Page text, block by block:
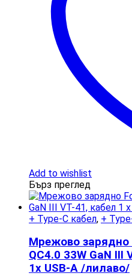
Add to wishlist
Бърз преглед
+ Type-C кабел, +
Мрежово зарядно
QC4.0 33W GaN III
1x USB-A /лилаво/